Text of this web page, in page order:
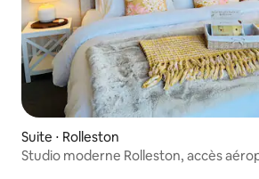
Suite ⋅ Rolleston
Studio moderne Rolleston, accès